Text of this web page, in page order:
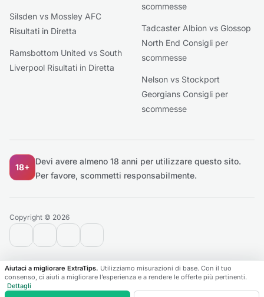
Silsden vs Mossley AFC
Risultati in Diretta
Ramsbottom United vs South
Liverpool Risultati in Diretta
scommesse
Tadcaster Albion vs Glossop
North End Consigli per
scommesse
Nelson vs Stockport
Georgians Consigli per
scommesse
18+
Devi avere almeno 18 anni per utilizzare questo sito.
Per favore, scommetti responsabilmente.
contact@extratips.com
youtubetwitter reddit
Copyright © 2026
Aiutaci a migliorare ExtraTips. Utilizziamo misurazioni di base. Con il tuo
consenso, ci aiuti a migliorare l’esperienza e a rendere le offerte più pertinenti.
Dettagli